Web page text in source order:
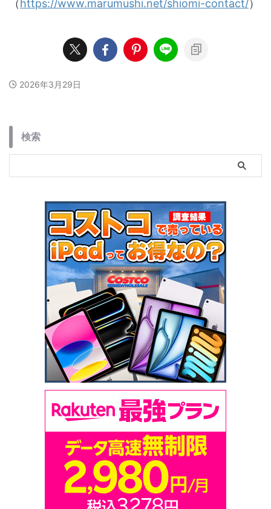
（ https://www.marumushi.net/shiomi-contact/）
2026年3月29日
検索